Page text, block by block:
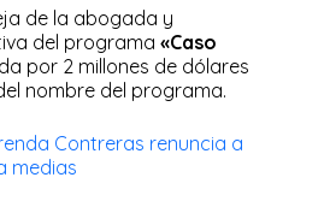
de la abogada y
del programa«Caso
por 2 millones de dólares
nombre del programa.
Contreras renuncia a
medias